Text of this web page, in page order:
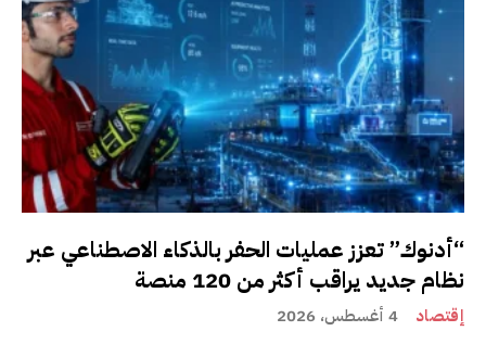
“أدنوك” تعزز عمليات الحفر بالذكاء الاصطناعي عبر
نظام جديد يراقب أكثر من 120 منصة
إقتصاد 4 أغسطس، 2026